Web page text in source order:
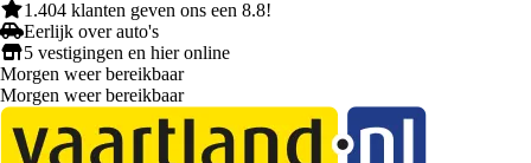
1.404 klanten geven ons een 8.8!
Eerlijk over auto's
5 vestigingen en hieronline
Morgen weer bereikbaar
Morgen weer bereikbaar